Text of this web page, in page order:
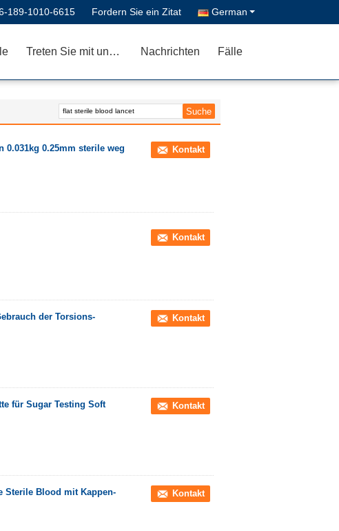
189-1010-6615 Fordern Sie ein Zitat German
Treten Sie mit uns in Verbindung Nachrichten Fälle
0.031kg 0.25mm sterile weg Kontakt
Kontakt
der Torsions-
Kontakt
für Sugar Testing Soft
Kontakt
Sterile Blood mit Kappen-
Kontakt